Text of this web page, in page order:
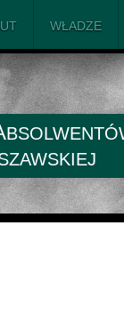
WŁADZE